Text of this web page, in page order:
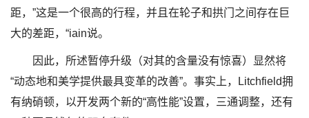
距，”这是一个很高的行程，并且在轮子和拱门之间存在巨
大的差距，“iain说。
因此，所述暂停升级（对其的含量没有惊喜）显然将
“动态地和美学提供最具变革的改善”。事实上，Litchfield拥
有纳硝顿，以开发两个新的“高性能”设置，三通调整，还有